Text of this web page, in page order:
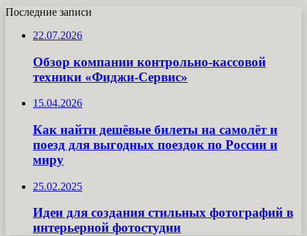
Последние записи
22.07.2026
Обзор компании контрольно-кассовой
техники «Фиджи-Сервис»
15.04.2026
Как найти дешёвые билеты на самолёт и
поезд для выгодных поездок по России и
миру
25.02.2025
Идеи для создания стильных фотографий в
интерьерной фотостудии